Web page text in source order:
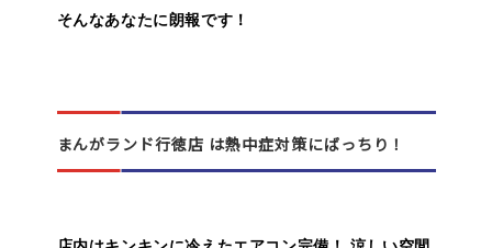
そんなあなたに朗報です！
まんがランド行徳店 は熱中症対策にばっちり！